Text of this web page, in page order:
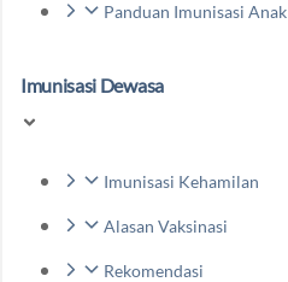
Panduan Imunisasi Anak
Imunisasi Dewasa
Imunisasi Kehamilan
Alasan Vaksinasi
Rekomendasi